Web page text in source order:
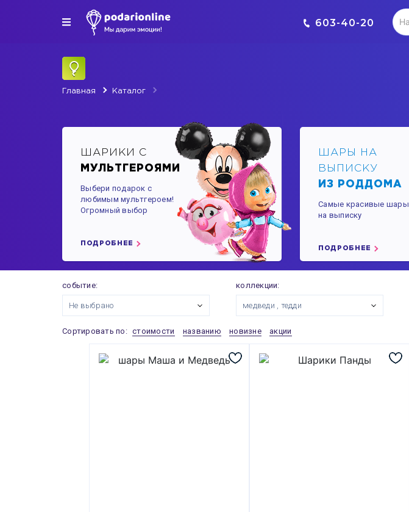
603-40-20
Главная Каталог
ШАРИКИ С
МУЛЬТГЕРОЯМИ
Выбери подарок с
любимым мультгероем!
Огромный выбор
ПОДРОБНЕЕ
ШАРЫ НА
ВЫПИСКУ
ИЗ РОДДОМА
Самые красивые шары
на выписку
ПОДРОБНЕЕ
событие:
Не выбрано
коллекции:
медведи , тедди
Сортировать по: стоимости названию новизне акции